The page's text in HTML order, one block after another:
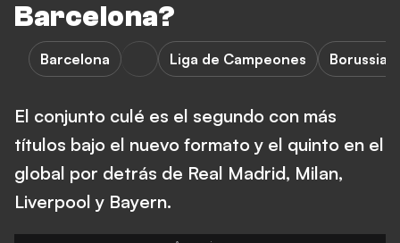
Barcelona?
Barcelona Liga de Campeones Borussia
El conjunto culé es el segundo con más
títulos bajo el nuevo formato y el quinto en el
global por detrás de Real Madrid, Milan,
Liverpool y Bayern.